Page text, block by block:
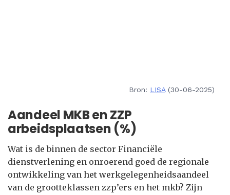
Bron: LISA(30-06-2025)
Aandeel MKB en ZZP
arbeidsplaatsen (%)
Wat is de binnen de sector Financiële
dienstverlening en onroerend goed de regionale
ontwikkeling van het werkgelegenheidsaandeel
van de grootteklassen zzp’ers en het mkb? Zijn